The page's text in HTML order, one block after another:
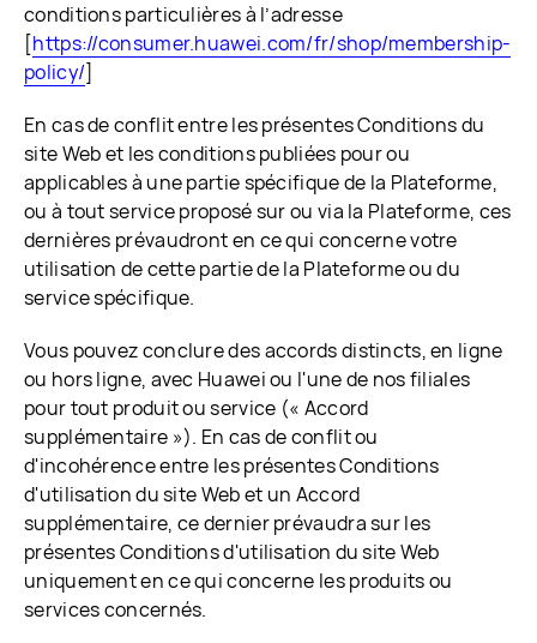
conditions particulières à l’adresse
[https://consumer.huawei.com/fr/shop/membership-
policy/]
En cas de conflit entre les présentes Conditions du
site Web et les conditions publiées pour ou
applicables à une partie spécifique de la Plateforme,
ou à tout service proposé sur ou via la Plateforme, ces
dernières prévaudront en ce qui concerne votre
utilisation de cette partie de la Plateforme ou du
service spécifique.
Vous pouvez conclure des accords distincts, en ligne
ou hors ligne, avec Huawei ou l'une de nos filiales
pour tout produit ou service (« Accord
supplémentaire »). En cas de conflit ou
d'incohérence entre les présentes Conditions
d'utilisation du site Web et un Accord
supplémentaire, ce dernier prévaudra sur les
présentes Conditions d'utilisation du site Web
uniquement en ce qui concerne les produits ou
services concernés.